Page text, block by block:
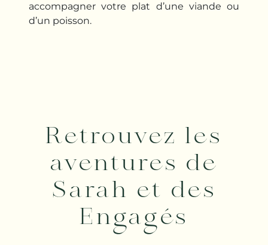
accompagner votre plat d’une viande ou
d’un poisson.
Retrouvez les
aventures de
Sarah et des
Engagés